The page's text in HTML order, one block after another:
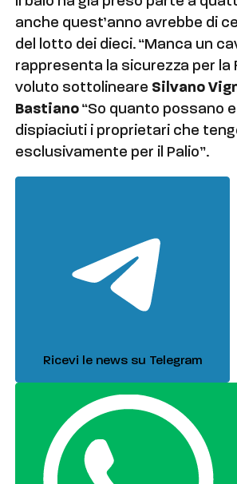
anche quest’anno avrebbe di
del lotto dei dieci. “Manca un
rappresenta la sicurezza per la
voluto sottolineare Silvano
Bastiano “So quanto possano
dispiaciuti i proprietari che
esclusivamente per il Palio”.
Ricevi le news su Telegram